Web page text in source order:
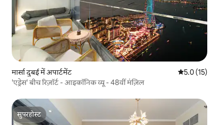
मार्सा दुबई में अपार्टमेंट औसत रेटिंग 5
5.0 (15)
'एड्रेस' बीच रिज़ॉर्ट - आइकॉनिक व्यू - 48वीं मंज़िल
सुपरहोस्ट
सुपरहोस्ट